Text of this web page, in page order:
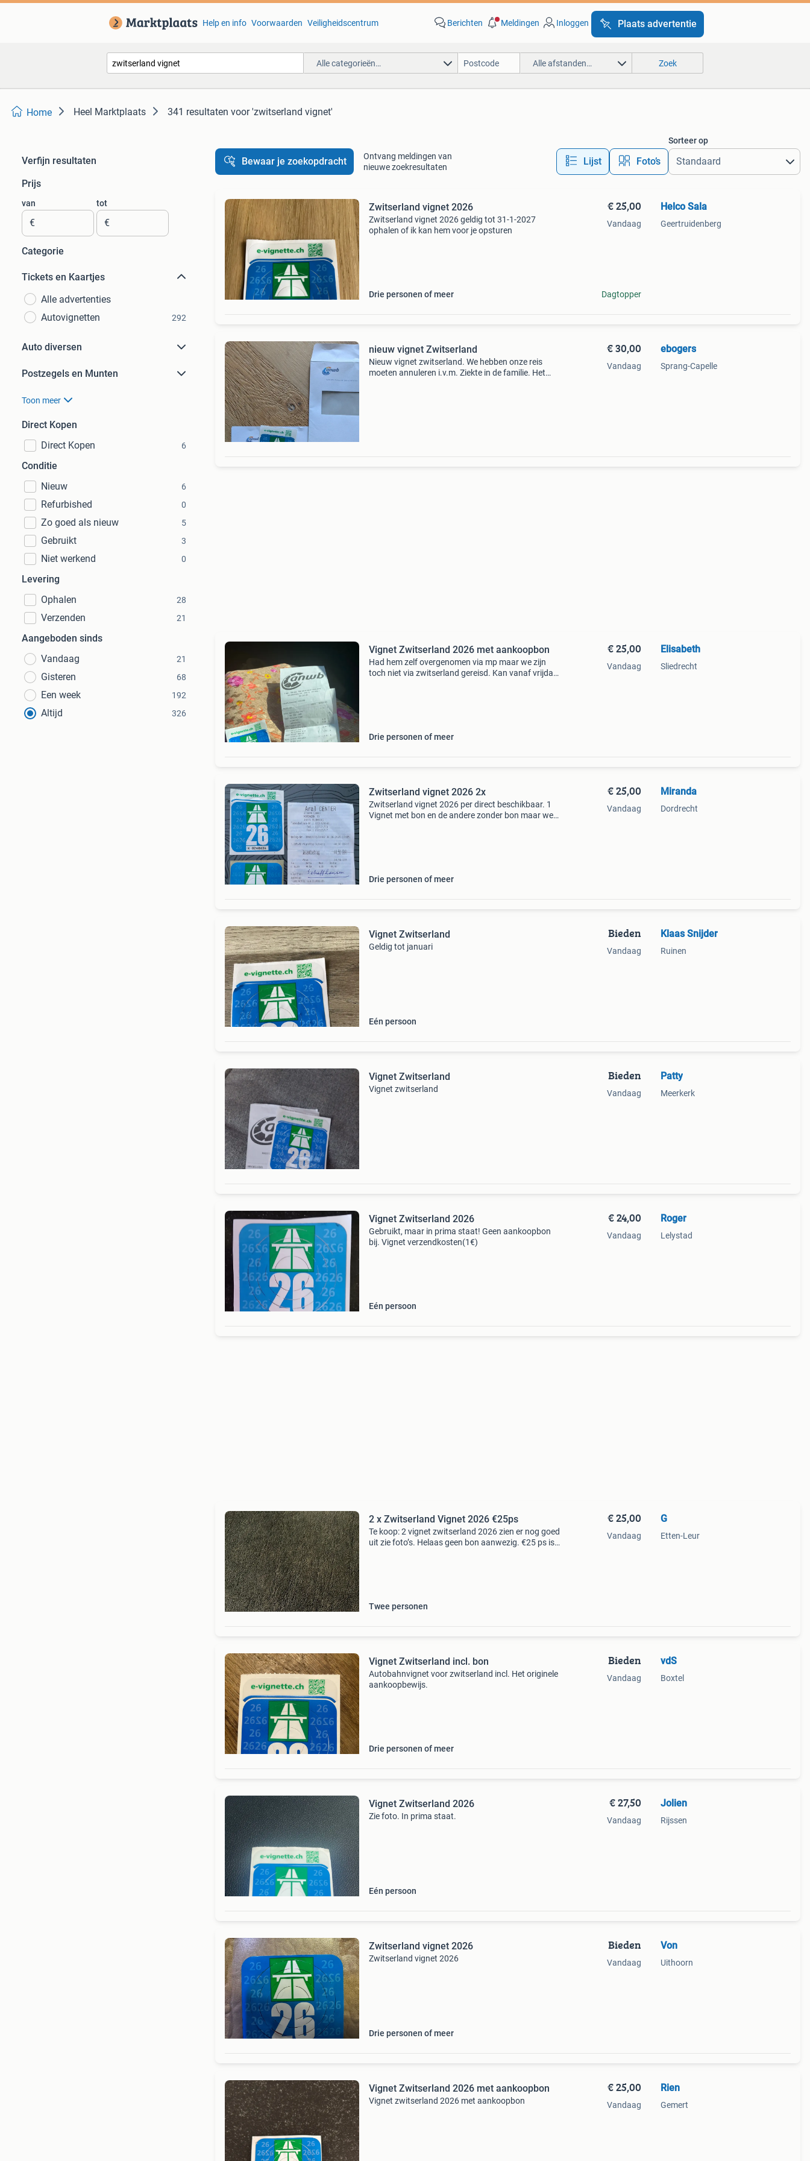
Help en info Voorwaarden Veiligheidscentrum Berichten Meldingen Inloggen Plaats advertentie
Alle categorieën… Alle afstanden… Zoek
Home Heel Marktplaats 341 resultaten voor 'zwitserland vignet'
Verfijn resultaten
Prijs
van
€
tot
€
Categorie
Tickets en Kaartjes
Alle advertenties
Autovignetten
292
Auto diversen
Postzegels en Munten
Toon meer
Direct Kopen
Direct Kopen
6
Conditie
Nieuw
6
Refurbished 0
Zo goed als nieuw 5
Gebruikt 3
Niet werkend 0
Levering
Ophalen
28
Verzenden 21
Aangeboden sinds
Vandaag
21
Gisteren 68
Een week 192
Altijd 326
Bewaar je zoekopdracht
Ontvang meldingen van
nieuwe zoekresultaten
Lijst Foto’s
Sorteer op
Zwitserland vignet 2026
Zwitserland vignet 2026 geldig tot 31-1-2027
ophalen of ik kan hem voor je opsturen
Drie personen of meer
€ 25,00
Vandaag
Dagtopper
Helco Sala
Geertruidenberg
nieuw vignet Zwitserland
Nieuw vignet zwitserland. We hebben onze reis
moeten annuleren i.v.m. Ziekte in de familie. Het
€ 30,00
Vandaag
ebogers
Sprang-Capelle
Vignet Zwitserland 2026 met aankoopbon
Had hem zelf overgenomen via mp maar we zijn
toch niet via zwitserland gereisd. Kan vanaf vrijdag
Drie personen of meer
€ 25,00
Vandaag
Elisabeth
Sliedrecht
Zwitserland vignet 2026 2x
Zwitserland vignet 2026 per direct beschikbaar. 1
Vignet met bon en de andere zonder bon maar wel
Drie personen of meer
€ 25,00
Vandaag
Miranda
Dordrecht
Vignet Zwitserland
Geldig tot januari
Eén persoon
Bieden
Vandaag
Klaas Snijder
Ruinen
Vignet Zwitserland
Vignet zwitserland
Bieden
Vandaag
Patty
Meerkerk
Vignet Zwitserland 2026
Gebruikt, maar in prima staat! Geen aankoopbon
bij. Vignet verzendkosten(1€)
Eén persoon
€ 24,00
Vandaag
Roger
Lelystad
2 x Zwitserland Vignet 2026 €25ps
Te koop: 2 vignet zwitserland 2026 zien er nog goed
uit zie foto’s. Helaas geen bon aanwezig. €25 ps is
Twee personen
€ 25,00
Vandaag
G
Etten-Leur
Vignet Zwitserland incl. bon
Autobahnvignet voor zwitserland incl. Het originele
aankoopbewijs.
Drie personen of meer
Bieden
Vandaag
vdS
Boxtel
Vignet Zwitserland 2026
Zie foto. In prima staat.
Eén persoon
€ 27,50
Vandaag
Jolien
Rijssen
Zwitserland vignet 2026
Zwitserland vignet 2026
Drie personen of meer
Bieden
Vandaag
Von
Uithoorn
Vignet Zwitserland 2026 met aankoopbon
Vignet zwitserland 2026 met aankoopbon
€ 25,00
Vandaag
Rien
Gemert